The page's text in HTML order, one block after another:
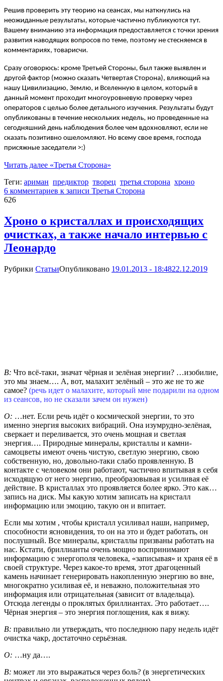
Решив проверить эту теорию на сеансах, мы наткнулись на
неожиданные результаты, которые частично публикуются тут.
Вашему вниманию эта информация предоставляется с точки зрения
развития наводящих вопросов по теме, поэтому не стесняемся в
комментариях, товарисчи.
Сразу оговорюсь: кроме Третьей Стороны, был также выявлен и
другой фактор (можно сказать Четвертая Сторона), влияющий на
нашу Цивилизацию, Землю, и Вселенную в целом, который в
данный момент проходит многоуровневую проверку через
операторов с целью более детального изучения. Результаты будут
опубликованы в течение нескольких недель, но проведенные на
сегодняшний день наблюдения более чем вдохновляют, если не
сказать позитивно ошеломляют. Но всему свое время, господа
присяжные заседатели >:)
Читать далее «Третья Сторона»
Теги: ариман предиктор творец третья сторона хроно
6 комментариев к записи Третья Сторона
626
Хроно о кристаллах и происходящих
очистках, а также начало интервью с
Леонардо
Рубрики СтатьиОпубликовано 19.01.2013 - 18:4822.12.2019
В: Что всё-таки, значат чёрная и зелёная энергии? …изобилие,
это мы знаем…. А, вот, малахит зелёный – это же не то же
самое? (речь идет о малахите, который мне подарили на одном
из сеансов, но не сказали зачем он нужен)
О: …нет. Если речь идёт о космической энергии, то это
именно энергия высоких вибраций. Она изумрудно-зелёная,
сверкает и переливается, это очень мощная и светлая
энергия…. Природные минералы, кристаллы и камни-
самоцветы имеют очень чистую, светлую энергию, свою
собственную, но, довольно-таки слабо проявленную. В
контакте с человеком они работают, частично впитывая в себя
исходящую от него энергию, преобразовывая и усиливая её
действие. В кристаллах это проявляется более ярко. Это как…
запись на диск. Мы какую хотим записать на кристалл
информацию или эмоцию, такую он и впитает.
Если мы хотим , чтобы кристалл усиливал наши, например,
способности ясновидения, то он на это и будет работать, он
послушный. Все минералы, кристаллы призваны работать на
нас. Кстати, бриллианты очень мощно воспринимают
информацию с энергополя человека, «записывая» и храня её в
своей структуре. Через какое-то время, этот драгоценный
камень начинает генерировать накопленную энергию во вне,
многократно усиливая её, и неважно, положительная это
информация или отрицательная (зависит от владельца).
Отсюда легенды о проклятых бриллиантах. Это работает….
Чёрная энергия – это энергия поглощения, как я вижу.
В: правильно ли утверждать, что последнюю пару недель идёт
очистка чакр, достаточно серьёзная.
О: …ну да….
В: может ли это выражаться через боль? (в энергетических